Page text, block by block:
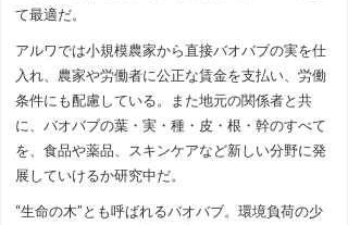
て最適だ。
アルワでは小規模農家から直接バオバブの実を仕
入れ、農家や労働者に公正な賃金を支払い、労働
条件にも配慮している。また地元の関係者と共
に、バオバブの葉・実・種・皮・根・幹のすべて
を、食品や薬品、スキンケアなど新しい分野に発
展していけるか研究中だ。
“生命の木”とも呼ばれるバオバブ。環境負荷の少